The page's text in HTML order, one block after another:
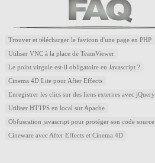
Trouver et télécharger le favicon d'une page en PHP
Utiliser VNC à la place de TeamViewer
Le point virgule est-il obligatoire en Javascript ?
Cinema 4D Lite pour After Effects
Enregistrer les clics sur des liens externes avec jQuery
Utiliser HTTPS en local sur Apache
Obfuscation javascript pour protéger son code source
Cineware avec After Effects et Cinema 4D